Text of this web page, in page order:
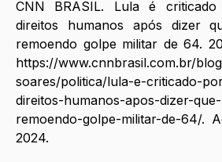
CNN BRASIL. Lula é
direitos humanos após dizer
https://www.cnnbrasil.com.br/
soares/politica/lula-e-criticado-
direitos-humanos-apos-dizer-
remoendo-golpe-militar-de-64/.
2024.